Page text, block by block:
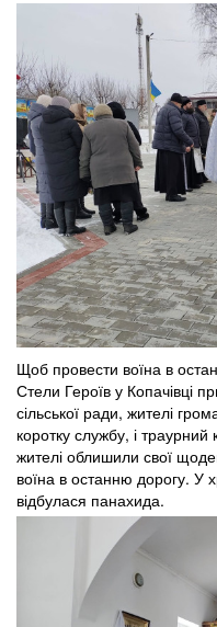
Щоб провести воїна в
Стели Героїв у Копачівці
сільської ради, жителі
коротку службу, і
жителі облишили свої
воїна в останню дорогу. У
відбулася панахида.